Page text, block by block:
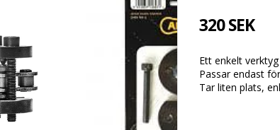
320 SEK
Ett enkelt
Passar endast
Tar liten plats,